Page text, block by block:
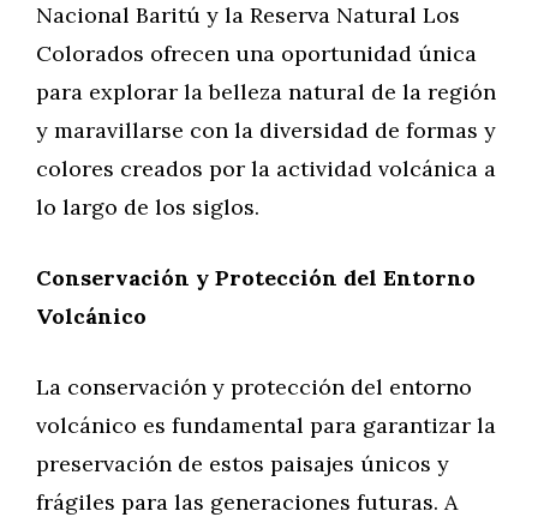
Nacional Baritú y la Reserva Natural Los
Colorados ofrecen una oportunidad única
para explorar la belleza natural de la región
y maravillarse con la diversidad de formas y
colores creados por la actividad volcánica a
lo largo de los siglos.
Conservación y Protección del Entorno
Volcánico
La conservación y protección del entorno
volcánico es fundamental para garantizar la
preservación de estos paisajes únicos y
frágiles para las generaciones futuras. A